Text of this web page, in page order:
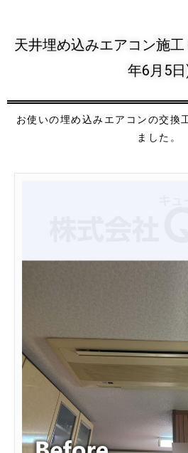
天井埋め込みエアコン施
年6月5
お使いの埋め込みエアコンの交換
ました。